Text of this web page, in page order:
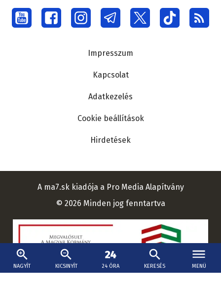
NAGYÍT KICSINYÍT 24 ÓRA KERESÉS MENÜ
Social
menu
Impresszum
Kapcsolat
Adatkezelés
Cookie beállítások
Hirdetések
A ma7.sk kiadója a Pro Media Alapítvány
© 2026 Minden jog fenntartva